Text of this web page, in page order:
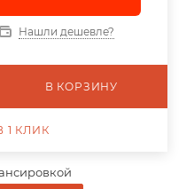
Нашли дешевле?
В КОРЗИНУ
1 КЛИК